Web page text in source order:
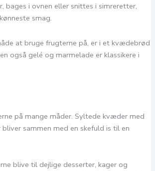
bages i ovnen eller snittes i simreretter,
smag.
at bruge frugterne på, er i et kvædebrød
også gelé og marmelade er klassikere i
på mange måder. Syltede kvæder med
sammen med en skefuld is til en
blive til dejlige desserter, kager og